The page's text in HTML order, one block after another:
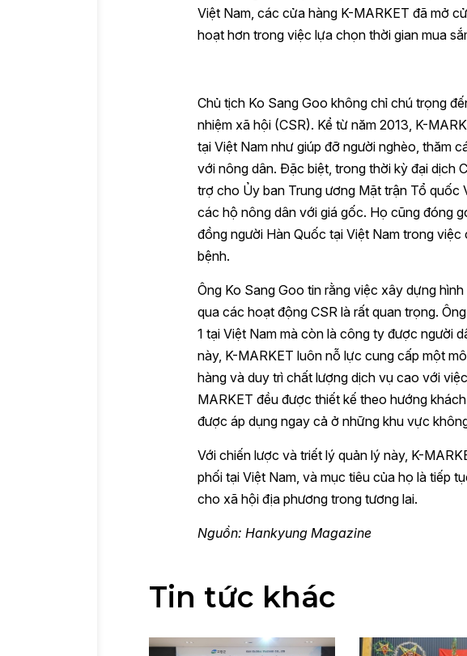
Việt Nam, các cửa hàng K-MARKET đã mở
hoạt hơn trong việc lựa chọn thời gian mua
Chủ tịch Ko Sang Goo không chỉ chú trọng
nhiệm xã hội (CSR). Kể từ năm 2013, K-
tại Việt Nam như giúp đỡ người nghèo, thăm
với nông dân. Đặc biệt, trong thời kỳ đại dịch
trợ cho Ủy ban Trung ương Mặt trận Tổ quốc
các hộ nông dân với giá gốc. Họ cũng đóng
đồng người Hàn Quốc tại Việt Nam trong
bệnh.
Ông Ko Sang Goo tin rằng việc xây dựng
qua các hoạt động CSR là rất quan trọng.
1 tại Việt Nam mà còn là công ty được người
này, K-MARKET luôn nỗ lực cung cấp một
hàng và duy trì chất lượng dịch vụ cao với
MARKET đều được thiết kế theo hướng
được áp dụng ngay cả ở những khu vực
Với chiến lược và triết lý quản lý này, K-
phối tại Việt Nam, và mục tiêu của họ là tiếp
cho xã hội địa phương trong tương lai.
Nguồn: Hankyung Magazine
Tin tức khác